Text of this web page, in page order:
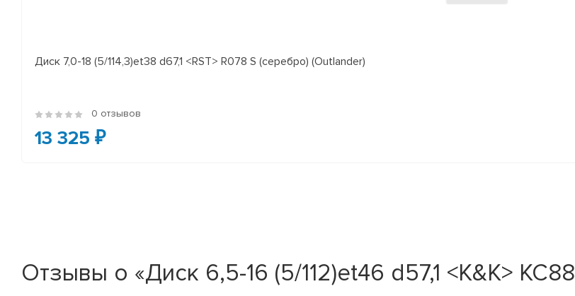
Диск 7,0-18 (5/114,3)et38 d67,1 <RST> R078 S (серебро) (Outlander)
0 отзывов
13 325 ₽
Отзывы о «Диск 6,5-16 (5/112)et46 d57,1 <K&K>